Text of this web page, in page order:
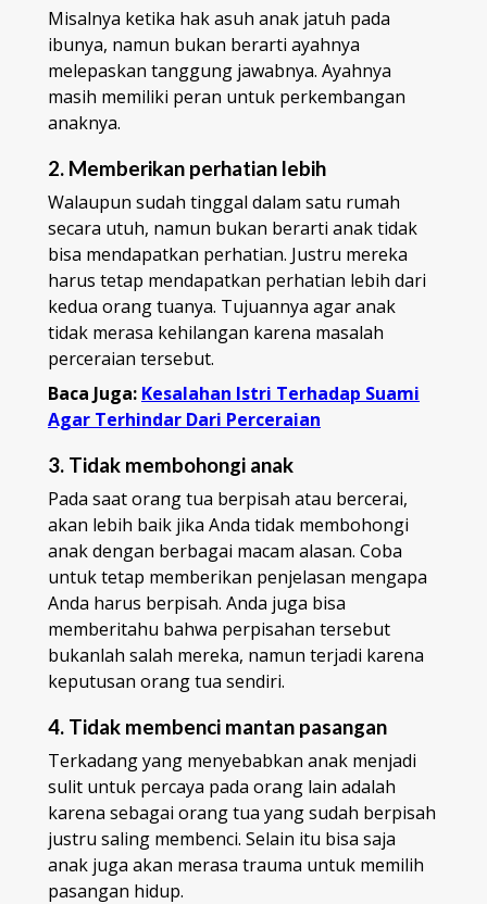
Misalnya ketika hak asuh anak jatuh pada
ibunya, namun bukan berarti ayahnya
melepaskan tanggung jawabnya. Ayahnya
masih memiliki peran untuk perkembangan
anaknya.
2. Memberikan perhatian lebih
Walaupun sudah tinggal dalam satu rumah
secara utuh, namun bukan berarti anak tidak
bisa mendapatkan perhatian. Justru mereka
harus tetap mendapatkan perhatian lebih dari
kedua orang tuanya. Tujuannya agar anak
tidak merasa kehilangan karena masalah
perceraian tersebut.
Baca Juga: Kesalahan Istri Terhadap Suami
Agar Terhindar Dari Perceraian
3. Tidak membohongi anak
Pada saat orang tua berpisah atau bercerai,
akan lebih baik jika Anda tidak membohongi
anak dengan berbagai macam alasan. Coba
untuk tetap memberikan penjelasan mengapa
Anda harus berpisah. Anda juga bisa
memberitahu bahwa perpisahan tersebut
bukanlah salah mereka, namun terjadi karena
keputusan orang tua sendiri.
4. Tidak membenci mantan pasangan
Terkadang yang menyebabkan anak menjadi
sulit untuk percaya pada orang lain adalah
karena sebagai orang tua yang sudah berpisah
justru saling membenci. Selain itu bisa saja
anak juga akan merasa trauma untuk memilih
pasangan hidup.